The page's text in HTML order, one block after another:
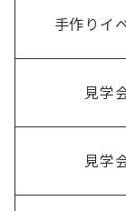
手作りイ
見学
見学